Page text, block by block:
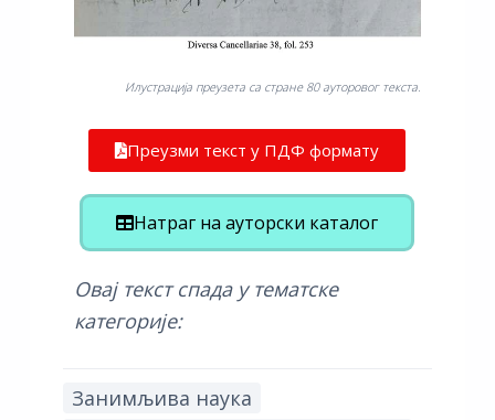
Илустрација преузета са стране 80 ауторовог текста.
Преузми текст у ПДФ формату
Натраг на ауторски каталог
Овај текст спада у тематске
категорије:
Занимљива наука